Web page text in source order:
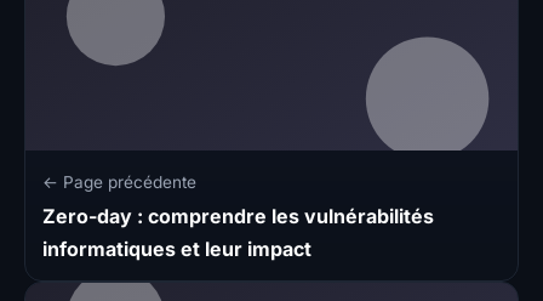
← Page précédente
Zero-day : comprendre les vulnérabilités
informatiques et leur impact